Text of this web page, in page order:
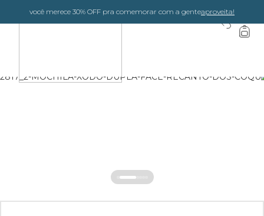
você merece 30% OFF pra comemorar com a genteaproveita!